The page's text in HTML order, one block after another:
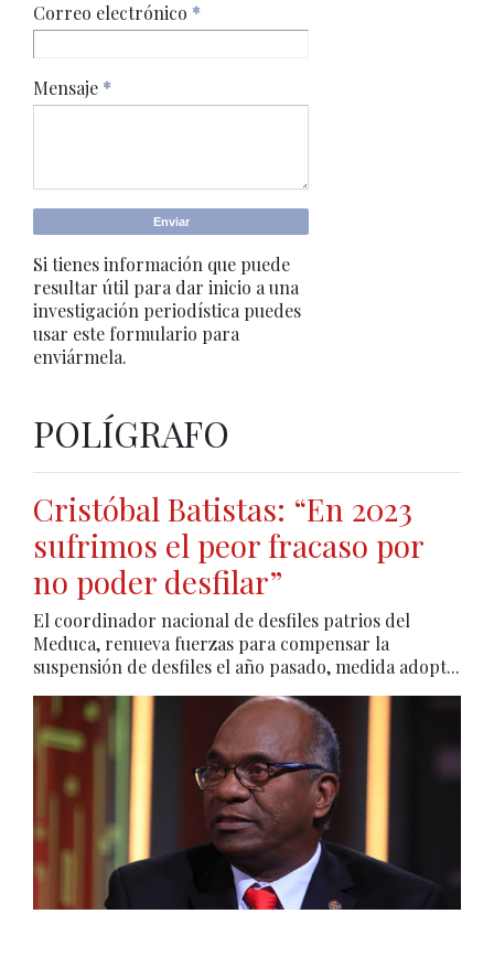
Correo electrónico *
Mensaje *
Si tienes información que puede
resultar útil para dar inicio a una
investigación periodística puedes
usar este formulario para
enviármela.
POLÍGRAFO
Cristóbal Batistas: “En 2023
sufrimos el peor fracaso por
no poder desfilar”
El coordinador nacional de desfiles patrios del
Meduca, renueva fuerzas para compensar la
suspensión de desfiles el año pasado, medida adopt...